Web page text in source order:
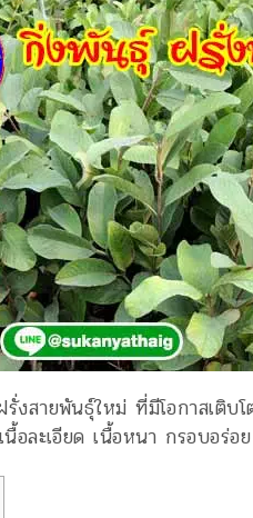
รั่งสายพันธุ์ใหม่ ที่มีโอกาสเติ
อละเอียด เนื้อหนา กรอบอร่อ